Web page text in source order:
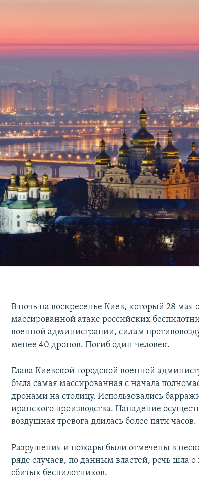
В ночь на воскресенье Киев, который 28 мая
массированной атаке российских
военной администрации, силам
менее 40 дронов. Погиб один человек.
Глава Киевской городской военной
была самая массированная с начала
дронами на столицу. Использовались
иранского производства. Нападение
воздушная тревога длилась более пяти часов.
Разрушения и пожары были отмечены в
ряде случаев, по данным властей, речь шла
сбитых беспилотников.